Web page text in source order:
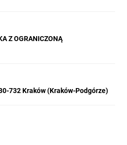
Z OGRANICZONĄ
732 Kraków (Kraków-Podgórze)